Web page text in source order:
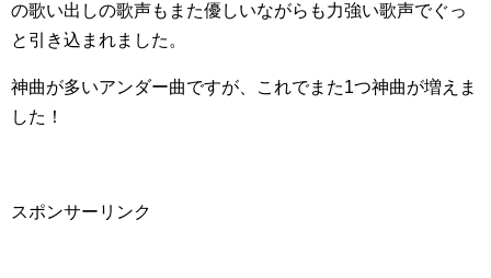
の歌い出しの歌声もまた優しいながらも力強い歌声でぐっ
と引き込まれました。
神曲が多いアンダー曲ですが、これでまた1つ神曲が増えま
した！
スポンサーリンク